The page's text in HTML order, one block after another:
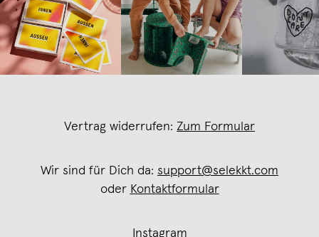
Vertrag widerrufen: Zum Formular
Wir sind für Dich da: support@selekkt.com
oder Kontaktformular
Instagram